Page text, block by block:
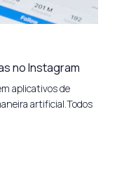
no Instagram
aplicativos de
artificial.Todos